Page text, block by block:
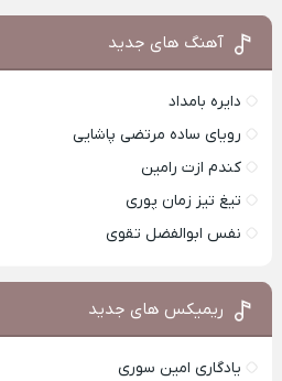
آهنگ های جدید
دایره بامداد
رویای ساده مرتضی پاشایی
کندم ازت رامین
تیغ تیز زمان پوری
نفس ابوالفضل تقوی
ریمیکس های جدید
یادگاری امین سوری